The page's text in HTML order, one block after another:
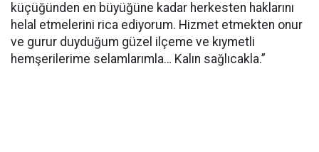
küçüğünden en büyüğüne kadar herkesten haklarını
helal etmelerini rica ediyorum. Hizmet etmekten onur
ve gurur duyduğum güzel ilçeme ve kıymetli
hemşerilerime selamlarımla… Kalın sağlıcakla.”